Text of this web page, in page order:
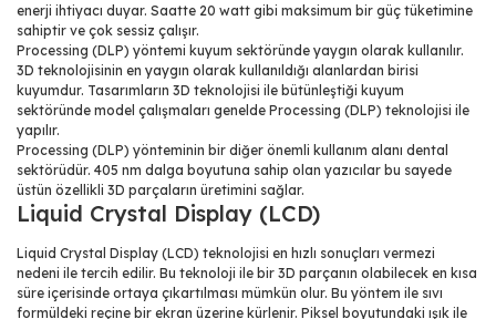
enerji ihtiyacı duyar. Saatte 20 watt gibi maksimum bir güç tüketimine
sahiptir ve çok sessiz çalışır.
Processing (DLP) yöntemi kuyum sektöründe yaygın olarak kullanılır.
3D teknolojisinin en yaygın olarak kullanıldığı alanlardan birisi
kuyumdur. Tasarımların 3D teknolojisi ile bütünleştiği kuyum
sektöründe model çalışmaları genelde Processing (DLP) teknolojisi ile
yapılır.
Processing (DLP) yönteminin bir diğer önemli kullanım alanı dental
sektörüdür. 405 nm dalga boyutuna sahip olan yazıcılar bu sayede
üstün özellikli 3D parçaların üretimini sağlar.
Liquid Crystal Display (LCD)
Liquid Crystal Display (LCD) teknolojisi en hızlı sonuçları vermezi
nedeni ile tercih edilir. Bu teknoloji ile bir 3D parçanın olabilecek en kısa
süre içerisinde ortaya çıkartılması mümkün olur. Bu yöntem ile sıvı
formüldeki reçine bir ekran üzerine kürlenir. Piksel boyutundaki ışık ile